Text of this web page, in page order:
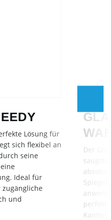
Lösung für
sich flexibel an
seine
Ideal für
und
Der
absolut
perfekt
Kanten!